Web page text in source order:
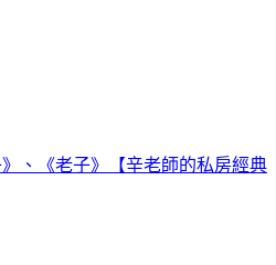
、《老子》【辛老師的私房經典